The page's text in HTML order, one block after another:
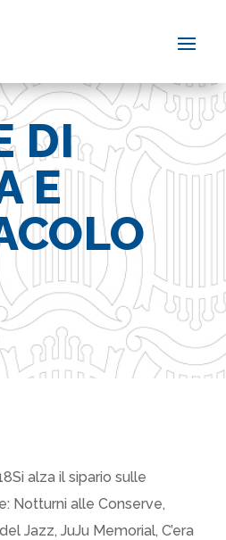
DI
E
alza il sipario sulle
Notturni alle Conserve,
Jazz, JuJu Memorial, C’era